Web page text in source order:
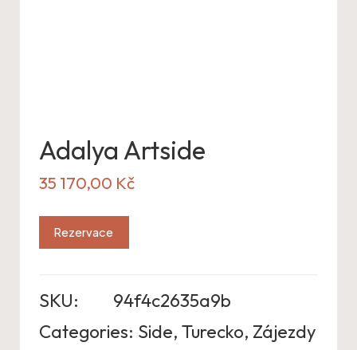
Adalya Artside
35 170,00 Kč
Rezervace
SKU:
94f4c2635a9b
Categories: Side, Turecko, Zájezdy